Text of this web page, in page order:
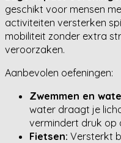
geschikt voor mensen
activiteiten versterken
mobiliteit zonder extra
veroorzaken.
Aanbevolen oefeningen:
Zwemmen en
water draagt je
vermindert druk op
Fietsen: Versterkt